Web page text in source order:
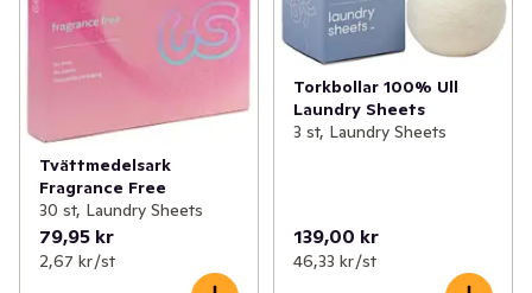
Tvättmedelsark
Fragrance Free
30 st, Laundry Sheets
79,95 kr
2,67 kr /st
Torkbollar 100% Ull
Laundry Sheets
3 st, Laundry Sheets
139,00 kr
46,33 kr /st